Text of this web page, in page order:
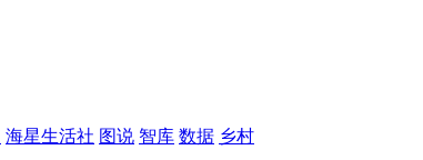
海星生活社 图说 智库 数据 乡村